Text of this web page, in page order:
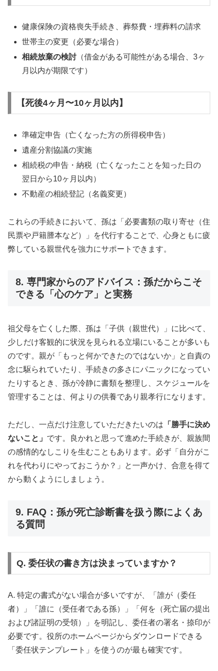
健康保険の資格喪失手続き、葬祭費・埋葬料の請求
世帯主の変更（必要な場合）
相続放棄の検討（借金がある可能性がある場合、3ヶ
月以内が期限です）
【死後4ヶ月〜10ヶ月以内】
準確定申告（亡くなった方の所得税申告）
遺産分割協議の実施
相続税の申告・納税（亡くなったことを知った日の
翌日から10ヶ月以内）
不動産の相続登記（名義変更）
これらの手続きにおいて、孫は「必要書類の取り寄せ（住
民票や戸籍謄本など）」を代行することで、心身ともに疲
弊している親世代を強力にサポートできます。
8. 専門家からのアドバイス：孫だからこそ
できる「心のケア」と実務
祖父母を亡くした際、孫は「子供（親世代）」に比べて、
少しだけ客観的に状況を見られる立場にいることが多いも
のです。親が「もっと何かできたのではないか」と自責の
念に駆られていたり、手続きの多さにパニックになってい
たりするとき、孫が冷静に書類を整理し、スケジュールを
管理することは、何よりの供養であり親孝行になります。
ただし、一点だけ注意していただきたいのは 「勝手に決め
ないこと」 です。良かれと思って進めた手続きが、親族間
の感情的なしこりを生むこともあります。必ず「自分がこ
れを代わりにやっておこうか？」と一声かけ、合意を得て
から動くようにしましょう。
9. FAQ：孫が死亡診断書を扱う際によくあ
る質問
Q. 委任状の書き方は決まっていますか？
A. 特定の書式がない場合が多いですが、「誰が（委任
者）」「誰に（受任者である孫）」「何を（死亡届の提出
および諸証明の受領）」を明記し、委任者の署名・捺印が
必要です。役所のホームページからダウンロードできる
「委任状テンプレート」を使うのが最も確実です。